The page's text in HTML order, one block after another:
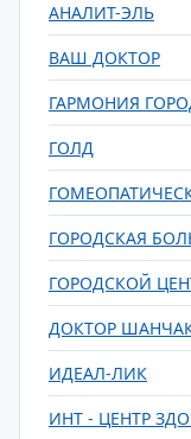
АНАЛИТ-ЭЛЬ
ВАШ ДОКТОР
ГАРМОНИЯ
ГОЛД
ГОРОДСКАЯ
ГОРОДСКОЙ
ДОКТОР
ИДЕАЛ-ЛИК
ИНТ - ЦЕНТР